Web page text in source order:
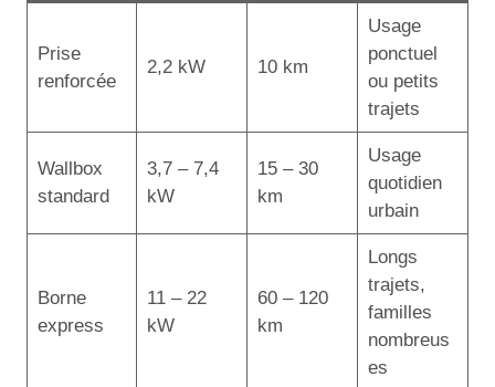
Prise
renforcée
2,2 kW 10 km
Usage
ponctuel
ou petits
trajets
Wallbox
standard
3,7 – 7,4
kW
15 – 30
km
Usage
quotidien
urbain
Borne
express
11 – 22
kW
60 – 120
km
Longs
trajets,
familles
nombreus
es